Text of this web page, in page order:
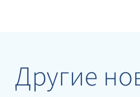
Другие